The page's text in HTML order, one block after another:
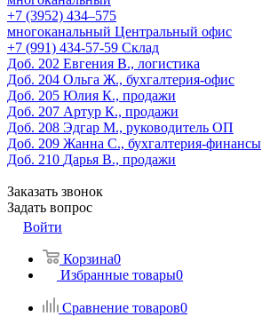
+7 (3952) 434‒575
многоканальный Центральный офис
‎+7 (991) 434-57-59 Склад
Доб. 202 Евгения В., логистика
Доб. 204 Ольга Ж., бухгалтерия-офис
Доб. 205 Юлия К., продажи
Доб. 207 Артур К., продажи
Доб. 208 Эдгар М., руководитель ОП
Доб. 209 Жанна С., бухгалтерия-финансы
Доб. 210 Дарья В., продажи
Заказать звонок
Задать вопрос
Войти
Корзина0
Избранные товары0
Сравнение товаров0